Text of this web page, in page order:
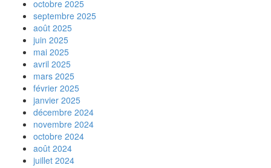
octobre 2025
septembre 2025
août 2025
juin 2025
mai 2025
avril 2025
mars 2025
février 2025
janvier 2025
décembre 2024
novembre 2024
octobre 2024
août 2024
juillet 2024